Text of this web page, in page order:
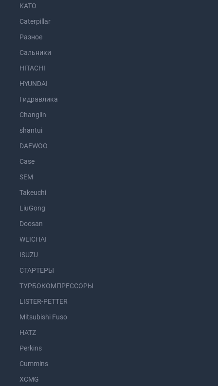
KATO
Caterpillar
Разное
Сальники
HITACHI
HYUNDAI
Гидравлика
Changlin
shantui
DAEWOO
Case
SEM
Takeuchi
LiuGong
Doosan
WEICHAI
ISUZU
СТАРТЕРЫ
ТУРБОКОМПРЕССОРЫ
LISTER-PETTER
Mitsubishi Fuso
HATZ
Perkins
Cummins
XCMG